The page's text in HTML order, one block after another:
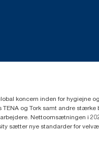
koncern inden for
og Tork samt andre stærke
Nettoomsætningen i
sætter nye standarder for